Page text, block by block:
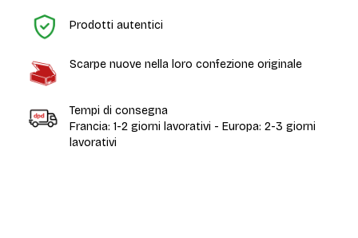
Prodotti autentici
Scarpe nuove nella loro confezione originale
Tempi di consegna
Francia: 1-2 giorni lavorativi - Europa: 2-3 giorni
lavorativi